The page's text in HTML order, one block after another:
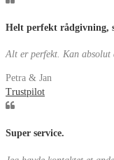
Helt perfekt rådgivning,
Alt er perfekt. Kan absolut
Petra & Jan
Trustpilot
Super service.